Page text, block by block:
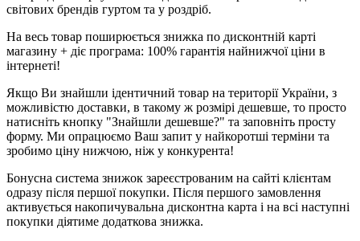
світових брендів гуртом та у роздріб.
На весь товар поширюється знижка по дисконтній карті
магазину + діє програма: 100% гарантія найнижчої ціни в
інтернеті!
Якщо Ви знайшли ідентичний товар на території України, з
можливістю доставки, в такому ж розмірі дешевше, то просто
натисніть кнопку "Знайшли дешевше?" та заповніть просту
форму. Ми опрацюємо Ваш запит у найкоротші терміни та
зробимо ціну нижчою, ніж у конкурента!
Бонусна система знижок зареєстрованим на сайті клієнтам
одразу після першої покупки. Після першого замовлення
активується накопичувальна дисконтна карта і на всі наступні
покупки діятиме додаткова знижка.